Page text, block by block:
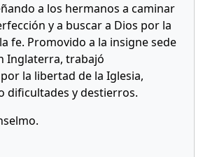
a los hermanos a caminar
y a buscar a Dios por la
fe. Promovido a la insigne sede
Inglaterra, trabajó
la libertad de la Iglesia,
dificultades y destierros.